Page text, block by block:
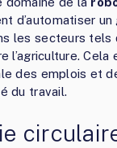
d’automatiser un
les secteurs tels
l’agriculture. Cela
des emplois et
du travail.